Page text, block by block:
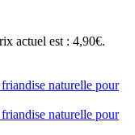
actuel est : 4,90€.